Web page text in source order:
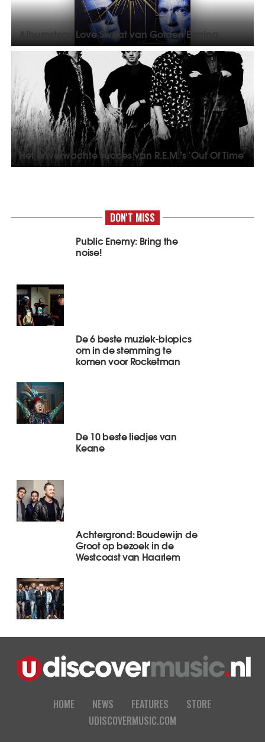
Albumstory: Love Sweat van Golden Earring
Het onverwachte succes van R.E.M.’s 'Out Of Time'
DON'T MISS
Public Enemy: Bring the
noise!
De 6 beste muziek-biopics
om in de stemming te
komen voor Rocketman
De 10 beste liedjes van
Keane
Achtergrond: Boudewijn de
Groot op bezoek in de
Westcoast van Haarlem
HOME NEWS FEATURES
STORE
UDISCOVERMUSIC.COM